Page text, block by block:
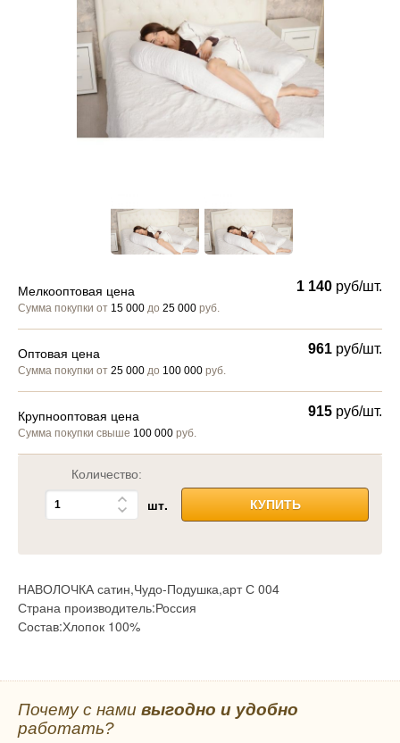
Мелкооптовая цена
Сумма покупки от 15 000 до 25 000 руб.
1 140 руб/шт.
Оптовая цена
Сумма покупки от 25 000 до 100 000 руб.
961 руб/шт.
Крупнооптовая цена
Сумма покупки свыше 100 000 руб.
915 руб/шт.
Количество:
шт. КУПИТЬ
НАВОЛОЧКА сатин,Чудо-Подушка,арт С 004
Страна производитель:Россия
Состав:Хлопок 100%
Почему с нами выгодно и удобно
работать?